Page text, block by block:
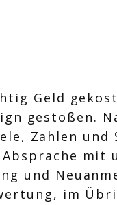
Geld
gestoßen.
Zahlen und
mit
und
im